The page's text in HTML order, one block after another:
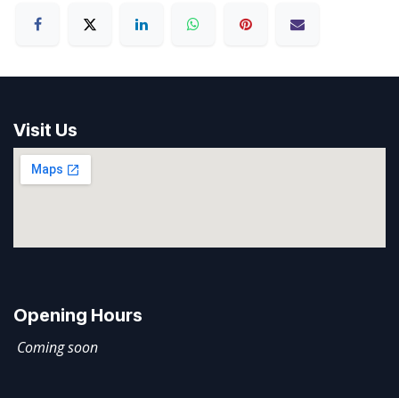
Visit Us
Opening Hours
Coming soon